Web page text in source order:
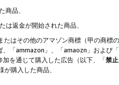
商品、
は返金が開始された商品、
たはその他のアマゾン商標（甲の商
「ammazon」、「amaozn」および
加を通じて購入した広告（以下、「禁
購入した商品、